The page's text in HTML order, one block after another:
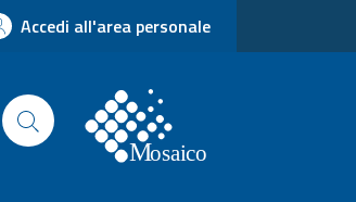
Accedi all'area personale